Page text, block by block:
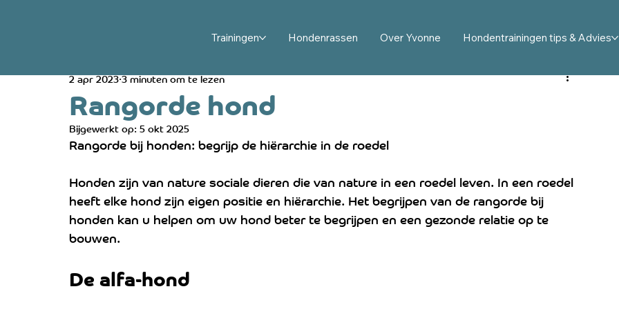
Trainingen Hondenrassen Over Yvonne Hondentrainingen tips & Advies
Hondengedrag oplossen en trainen Hond en kind: veiligheid en tips
Hond en baby: veilig samen wennen Rouw en stress bij honden
Rangorde hond
2 apr 20233 minuten om te lezen
Bijgewerkt op:5 okt 2025
Rangorde bij honden: begrijp de hiërarchie in de roedel
Honden zijn van nature sociale dieren die van nature in een roedel leven. In een roedel
heeft elke hond zijn eigen positie en hiërarchie. Het begrijpen van de rangorde bij
honden kan u helpen om uw hond beter te begrijpen en een gezonde relatie op te
bouwen.
De alfa-hond